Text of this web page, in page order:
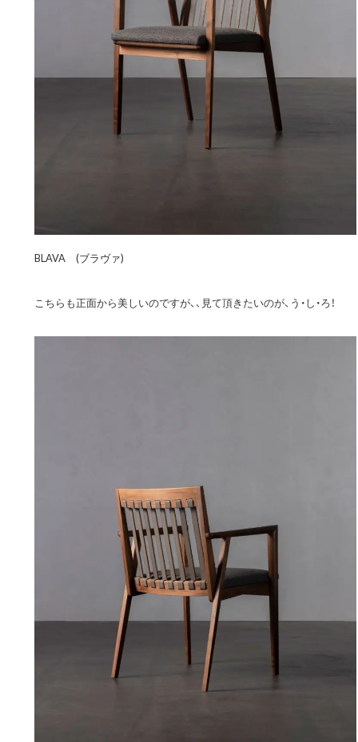
BLAVA (ブラヴァ)
こちらも正面から美しいのですが、、見て頂きたいのが、う・し・ろ！